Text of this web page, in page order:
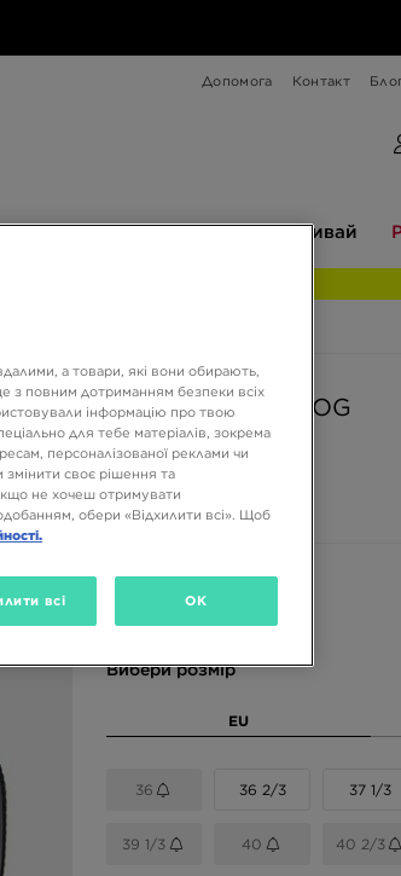
Допомога Контакт
Бренди Колекції Відкривай
ADIDAS SAMBA OG
5899 ГРН
Доступні кольори
Вибери розмір
EU
36 36 2/3 37 1/3
39 1/3 40 40 2/3
а товари, які вони обирають,
з повним дотриманням безпеки всіх
інформацію про твою
для тебе матеріалів, зокрема
персоналізованої реклами чи
своє рішення та
не хочеш отримувати
обери «Відхилити всі». Щоб
всі OK